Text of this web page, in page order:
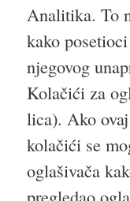
Analitika. To
kako
njegovog
Kolačići za
lica). Ako
kolačići se
oglašivača
pregledao